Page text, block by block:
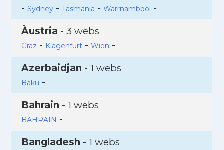
- Sydney- Tasmania - Warrnambool -
Àustria - 3 webs
Graz - Klagenfurt- Wien -
Azerbaidjan - 1 webs
Baku -
Bahrain - 1 webs
BAHRAIN -
Bangladesh - 1 webs